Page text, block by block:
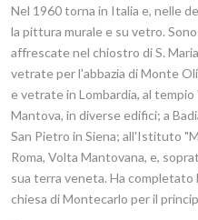
Nel 1960 torna in Italia e, nelle
la pittura murale e su vetro.
affrescate nel chiostro di S.
vetrate per l'abbazia di Monte
e vetrate in Lombardia, al tempio
Mantova, in diverse edifici; a
San Pietro in Siena; all'Istituto
Roma, Volta Mantovana, e,
sua terra veneta. Ha
chiesa di Montecarlo per il